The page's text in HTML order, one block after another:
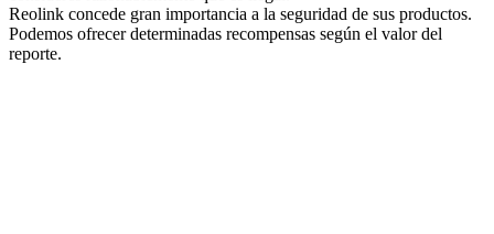
Reolink concede gran importancia a la seguridad de sus productos.
Podemos ofrecer determinadas recompensas según el valor del
reporte.